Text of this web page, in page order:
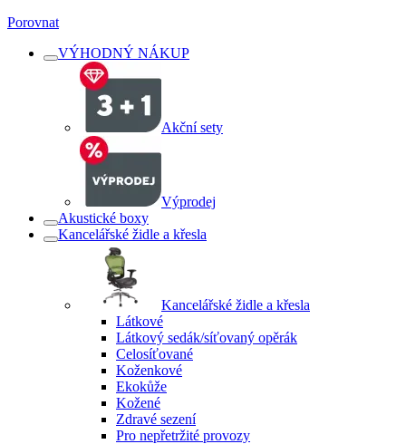
Porovnat
VÝHODNÝ NÁKUP
Akční sety
Výprodej
Akustické boxy
Kancelářské židle a křesla
Kancelářské židle a křesla
Látkové
Látkový sedák/síťovaný opěrák
Celosíťované
Koženkové
Ekokůže
Kožené
Zdravé sezení
Pro nepřetržité provozy